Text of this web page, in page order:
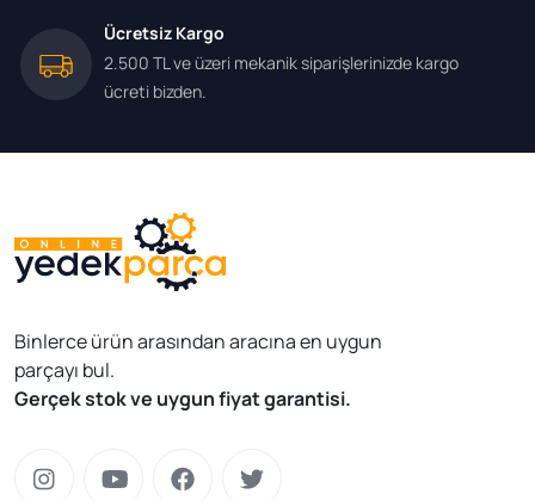
Ücretsiz Kargo
2.500 TL ve üzeri mekanik siparişlerinizde kargo
ücreti bizden.
Binlerce ürün arasından aracına en uygun
parçayı bul.
Gerçek stok ve uygun fiyat garantisi.